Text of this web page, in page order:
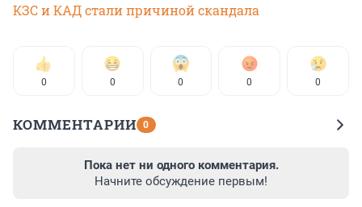
КЗС и КАД стали причиной скандала
0 0 0 0 0
КОММЕНТАРИИ 0
Пока нет ни одного комментария.
Начните обсуждение первым!